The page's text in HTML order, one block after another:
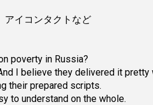
アイコンタクトなど
poverty in Russia?
I believe they delivered it
their prepared scripts.
to understand on the whole.